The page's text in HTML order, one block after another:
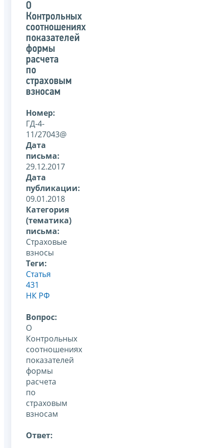
указанного
письма
О
Контрольных
соотношениях
показателей
формы
расчета
по
страховым
взносам
Номер:
ГД-4-
11/27043@
Дата
письма:
29.12.2017
Дата
публикации:
09.01.2018
Категория
(тематика)
письма:
Страховые
взносы
Теги:
Статья
431
НК РФ
Вопрос:
О
Контрольных
соотношениях
показателей
формы
расчета
по
страховым
взносам
Ответ: